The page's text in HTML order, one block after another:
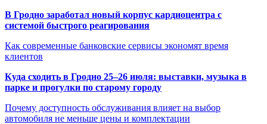
В Гродно заработал новый корпус кардиоцентра с
системой быстрого реагирования
Как современные банковские сервисы экономят время
клиентов
Куда сходить в Гродно 25–26 июля: выставки, музыка в
парке и прогулки по старому городу
Почему доступность обслуживания влияет на выбор
автомобиля не меньше цены и комплектации